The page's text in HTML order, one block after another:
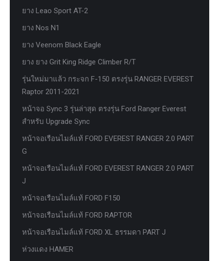
ยาง Leao Sport AT-2
ยาง Nos N1
ยาง Veenom Black Eagle
ยาง ยาง Grit King Ridge Climber R/T
รุ่นใหม่มาแล้ว กระจก F-150 ตรงรุ่น RANGER EVEREST
Raptor 2011-2021
หน้าจอ Sync 3 รุ่นล่าสุด ตรงรุ่น Ford Ranger Everest
สำหรับ Upgrade Sync
หน้าจอเรือนไมล์แท้ FORD EVEREST RANGER 2.0 PART
G
หน้าจอเรือนไมล์แท้ FORD EVEREST RANGER 2.0 PART
J
หน้าจอเรือนไมล์แท้ FORD F150
หน้าจอเรือนไมล์แท้ FORD RAPTOR
หน้าจอเรือนไมล์แท้ FORD XL ธรรมดา PART J
ห่วงแดง HAMER